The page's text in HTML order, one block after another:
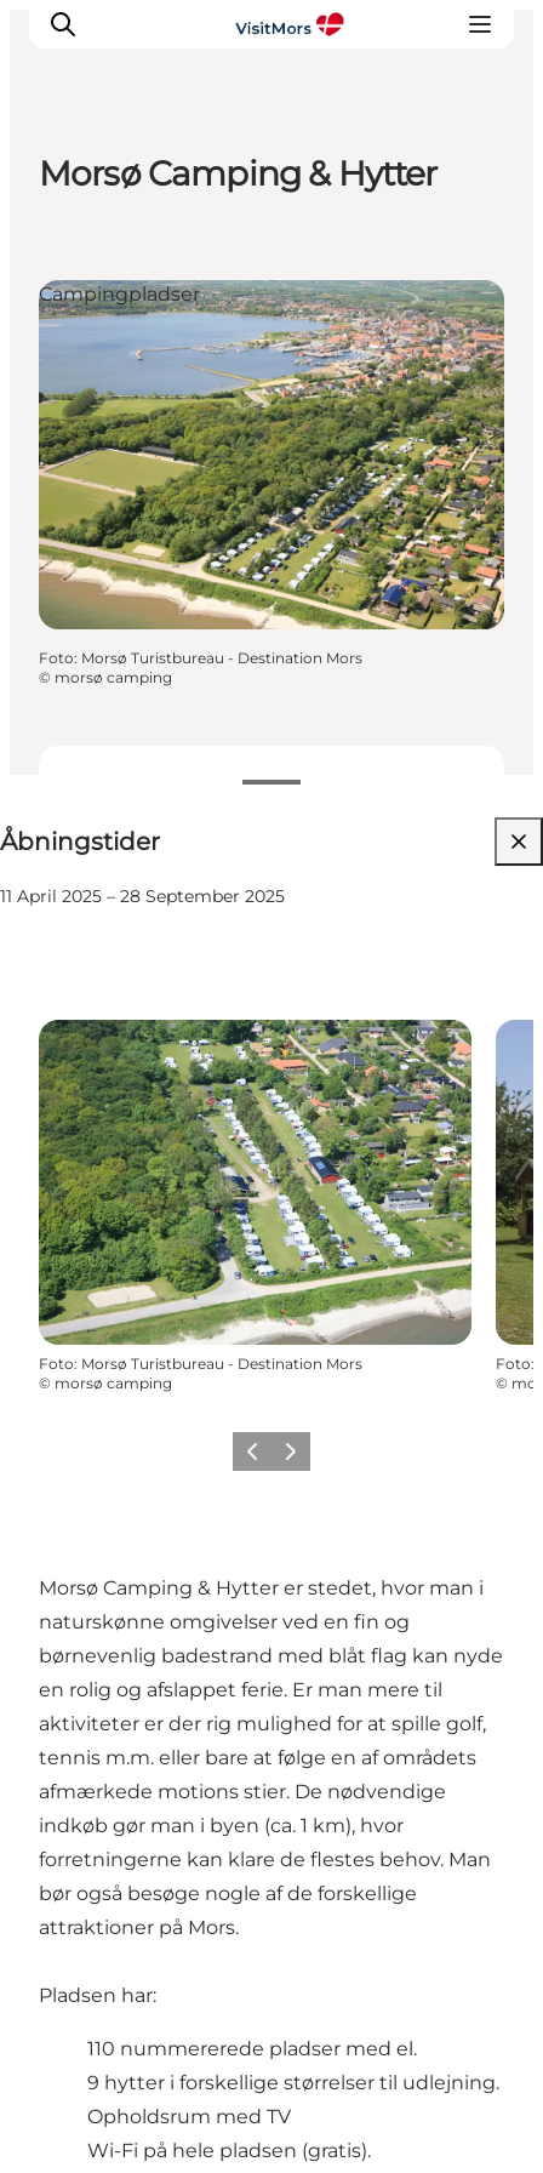
Info om Mors
Overnatning
Pakketure / Ferieophold
Planlæg din tur
Morsø Camping & Hytter
Åbningstider
11 April 2025 – 28 September 2025
Besøg hjemmeside
Campingpladser
Foto: Morsø Turistbureau - Destination Mors
© morsø camping
Foto: Morsø Turistbureau - Destination Mors
© morsø camping
Foto:
©
Forrige billede
Næste billede
Morsø Camping & Hytter er stedet, hvor man i
naturskønne omgivelser ved en fin og
børnevenlig badestrand med blåt flag kan nyde
en rolig og afslappet ferie. Er man mere til
aktiviteter er der rig mulighed for at spille golf,
tennis m.m. eller bare at følge en af områdets
afmærkede motions stier. De nødvendige
indkøb gør man i byen (ca. 1 km), hvor
forretningerne kan klare de flestes behov. Man
bør også besøge nogle af de forskellige
attraktioner på Mors.
Pladsen har:
110 nummererede pladser med el.
9 hytter i forskellige størrelser til udlejning.
Opholdsrum med TV
Wi-Fi på hele pladsen (gratis).